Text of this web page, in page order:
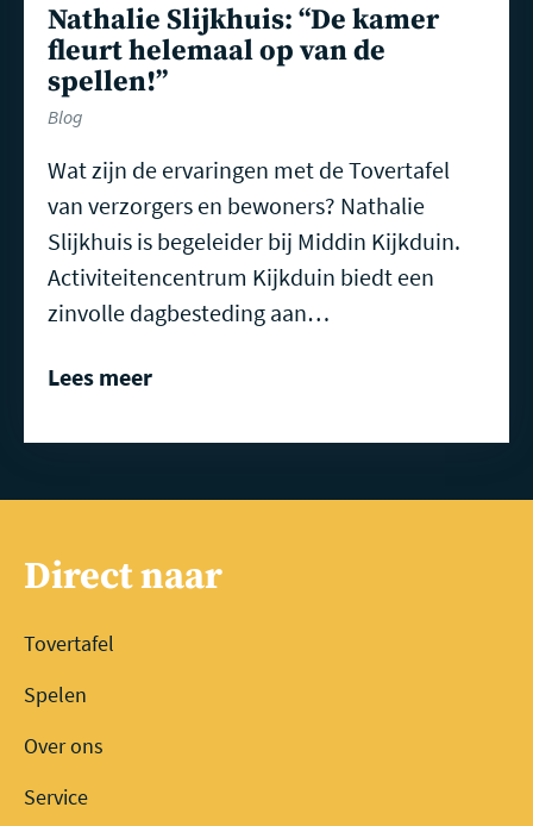
Nathalie Slijkhuis: “De kamer
fleurt helemaal op van de
spellen!”
Blog
Wat zijn de ervaringen met de Tovertafel
van verzorgers en bewoners? Nathalie
Slijkhuis is begeleider bij Middin Kijkduin.
Activiteitencentrum Kijkduin biedt een
zinvolle dagbesteding aan…
Lees meer
Direct naar
Tovertafel
Spelen
Over ons
Service